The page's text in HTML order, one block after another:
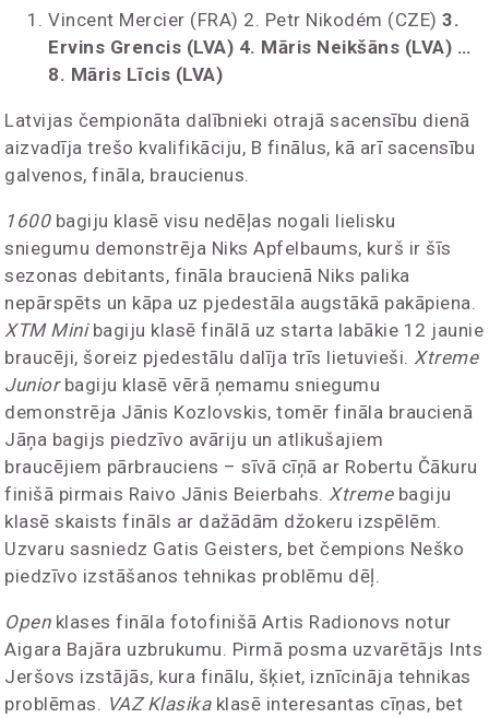
Vincent Mercier (FRA) 2. Petr Nikodém (CZE)3.
Ervins Grencis (LVA) 4. Māris Neikšāns (LVA) …
8. Māris Līcis (LVA)
Latvijas čempionāta dalībnieki otrajā sacensību dienā
aizvadīja trešo kvalifikāciju, B finālus, kā arī sacensību
galvenos, fināla, braucienus.
1600bagiju klasē visu nedēļas nogali lielisku
sniegumu demonstrēja Niks Apfelbaums, kurš ir šīs
sezonas debitants, fināla braucienā Niks palika
nepārspēts un kāpa uz pjedestāla augstākā pakāpiena.
XTM Minibagiju klasē finālā uz starta labākie 12 jaunie
braucēji, šoreiz pjedestālu dalīja trīs lietuvieši.Xtreme
Juniorbagiju klasē vērā ņemamu sniegumu
demonstrēja Jānis Kozlovskis, tomēr fināla braucienā
Jāņa bagijs piedzīvo avāriju un atlikušajiem
braucējiem pārbrauciens – sīvā cīņā ar Robertu Čākuru
finišā pirmais Raivo Jānis Beierbahs.Xtremebagiju
klasē skaists fināls ar dažādām džokeru izspēlēm.
Uzvaru sasniedz Gatis Geisters, bet čempions Neško
piedzīvo izstāšanos tehnikas problēmu dēļ.
Openklases fināla fotofinišā Artis Radionovs notur
Aigara Bajāra uzbrukumu. Pirmā posma uzvarētājs Ints
Jeršovs izstājās, kura finālu, šķiet, iznīcināja tehnikas
problēmas. VAZ Klasikaklasē interesantas cīņas, bet